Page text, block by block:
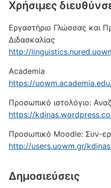
Xρήσιμες
Εργαστήριο Γλώσσας και
Διδασκαλίας
http://
Academia
https://
Προσωπικό ιστολόγιο:
https://
Προσωπικό Moodle: Συν-
http://users.uowm.gr/
Δημοσιεύσεις